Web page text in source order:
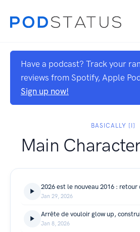
Have a podcast? Track your
reviews from Spotify, Apple
Sign up now!
BASICALLY [I]
Main
Jan 29, 2026
Arrête de vouloir glow up,
Jan 8, 2026